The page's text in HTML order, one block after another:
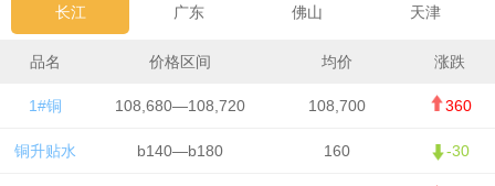
长江 广东 佛山 天津
品名 价格区间 均价 涨跌
1#铜 108,680—108,720 108,700 360
铜升贴水 b140—b180 160 -30